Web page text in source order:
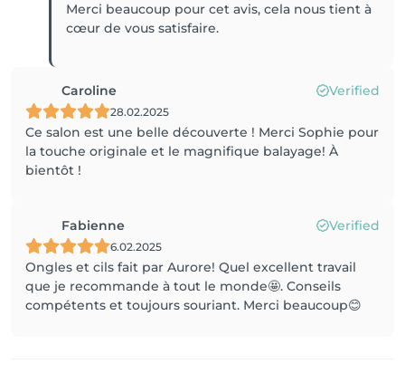
Merci beaucoup pour cet avis, cela nous tient à
cœur de vous satisfaire.
Caroline Verified
28.02.2025
Ce salon est une belle découverte ! Merci Sophie pour
la touche originale et le magnifique balayage! À
bientôt !
Fabienne Verified
6.02.2025
Ongles et cils fait par Aurore! Quel excellent travail
que je recommande à tout le monde🤩. Conseils
compétents et toujours souriant. Merci beaucoup😊